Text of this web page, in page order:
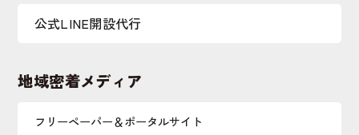
公式LINE開設代行
地域密着メディア
フリーペーパー＆ポータルサイト